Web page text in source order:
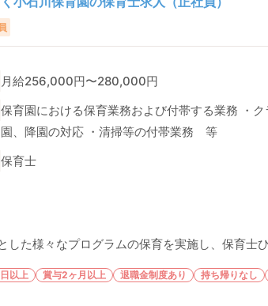
月給256,000円〜280,000円
保育園における保育業務および付帯する業務 ・
園、降園の対応 ・清掃等の付帯業務 等
保育士
した様々なプログラムの保育を実施し、保育士
以上 賞与2ヶ月以上 退職金制度あり 持ち帰りなし